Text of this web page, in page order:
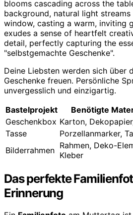
Deine Liebsten werden sich über
Geschenke freuen. Persönliche
unvergesslich und einzigartig.
Bastelprojekt
Benötigte
Geschenkbox Karton,
Tasse
Porzellanmarker,
Bilderrahmen Rahmen, Deko-
Kleber
Das perfekte
Erinnerung